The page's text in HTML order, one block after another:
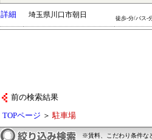
詳細 埼玉県川口市朝日 徒歩-分/バス-
前の検索結果
TOPページ ＞駐車場
※賃料、こだわり条件な